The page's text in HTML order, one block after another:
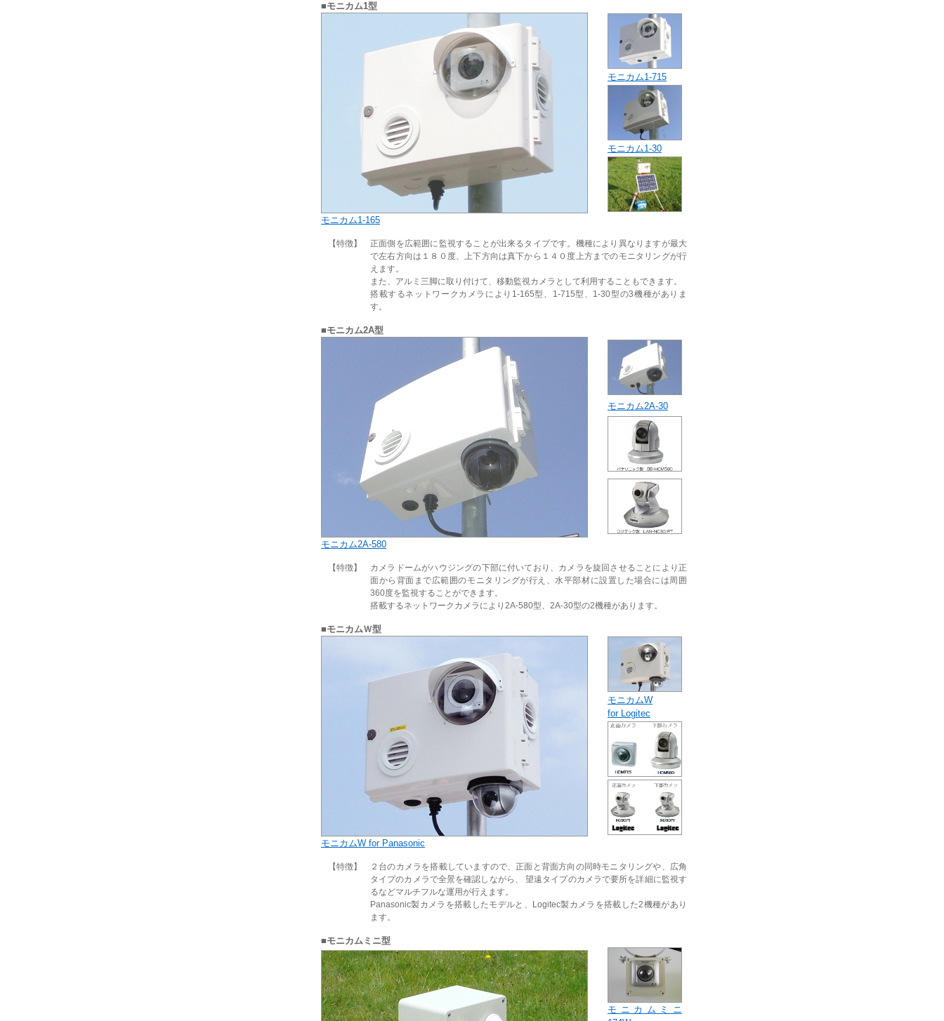
■モニカム1型
モニカム1-715
モニカム1-30
モニカム1-165
【特徴】
正面側を広範囲に監視することが出来るタイプです。機種により異なりますが最大
で左右方向は１８０度、上下方向は真下から１４０度上方までのモニタリングが行
えます。
また、アルミ三脚に取り付けて、移動監視カメラとして利用することもできます。
搭載するネットワークカメラにより1-165型、1-715型、1-30型の3機種がありま
す。
■モニカム2A型
モニカム2A-30
モニカム2A-580
【特徴】
カメラドームがハウジングの下部に付いており、カメラを旋回させることにより正
面から背面まで広範囲のモニタリングが行え、水平部材に設置した場合には周囲
360度を監視することができます。
搭載するネットワークカメラにより2A-580型、2A-30型の2機種があります。
■モニカムＷ型
モニカムW
for Logitec
モニカムW for Panasonic
【特徴】
２台のカメラを搭載していますので、正面と背面方向の同時モニタリングや、広角
タイプのカメラで全景を確認しながら、 望遠タイプのカメラで要所を詳細に監視す
るなどマルチフルな運用が行えます。
Panasonic製カメラを搭載したモデルと、Logitec製カメラを搭載した2機種があり
ます。
■モニカムミニ型
モニカムミニ